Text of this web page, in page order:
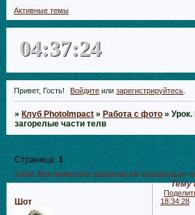
Активные темы
04:37:26
Привет, Гость! Войдите илизарегистрируйтесь
»Клуб PhotoImpact »Работа с фото »Урок.
загорелые части телв
Урок. Как нанести загар на не загорелые
Тему
Страница:1
18:34:28
Шот